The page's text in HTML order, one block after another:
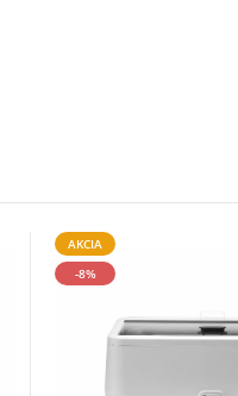
AKCIA
-8%